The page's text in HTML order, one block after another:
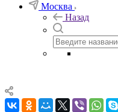
Москва
Назад